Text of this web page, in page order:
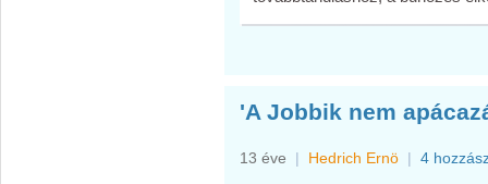
'A Jobbik nem
13 éve | Hedrich Ernö | 4